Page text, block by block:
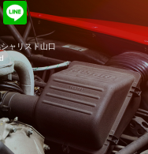
ャリスト山口